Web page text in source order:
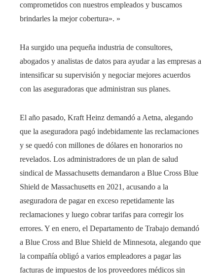
comprometidos con nuestros empleados y buscamos
brindarles la mejor cobertura». »
Ha surgido una pequeña industria de consultores,
abogados y analistas de datos para ayudar a las empresas a
intensificar su supervisión y negociar mejores acuerdos
con las aseguradoras que administran sus planes.
El año pasado, Kraft Heinz demandó a Aetna, alegando
que la aseguradora pagó indebidamente las reclamaciones
y se quedó con millones de dólares en honorarios no
revelados. Los administradores de un plan de salud
sindical de Massachusetts demandaron a Blue Cross Blue
Shield de Massachusetts en 2021, acusando a la
aseguradora de pagar en exceso repetidamente las
reclamaciones y luego cobrar tarifas para corregir los
errores. Y en enero, el Departamento de Trabajo demandó
a Blue Cross and Blue Shield de Minnesota, alegando que
la compañía obligó a varios empleadores a pagar las
facturas de impuestos de los proveedores médicos sin